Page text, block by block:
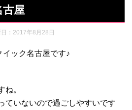
屋
： 2017年8月28日
ック名古屋です♪
ね。
ていないので過ごしやすいです